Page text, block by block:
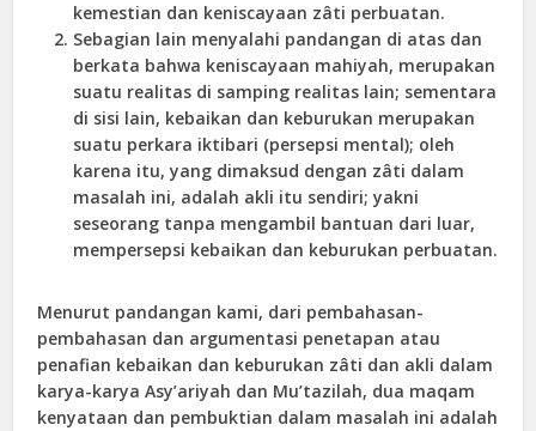
kemestian dan keniscayaan zâti perbuatan.
Sebagian lain menyalahi pandangan di atas dan
berkata bahwa keniscayaan mahiyah, merupakan
suatu realitas di samping realitas lain; sementara
di sisi lain, kebaikan dan keburukan merupakan
suatu perkara iktibari (persepsi mental); oleh
karena itu, yang dimaksud dengan zâti dalam
masalah ini, adalah akli itu sendiri; yakni
seseorang tanpa mengambil bantuan dari luar,
mempersepsi kebaikan dan keburukan perbuatan.
Menurut pandangan kami, dari pembahasan-
pembahasan dan argumentasi penetapan atau
penafian kebaikan dan keburukan zâti dan akli dalam
karya-karya Asy’ariyah dan Mu’tazilah, dua maqam
kenyataan dan pembuktian dalam masalah ini adalah